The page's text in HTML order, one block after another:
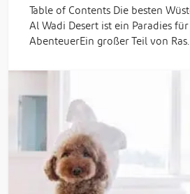
Table of Contents Die besten
Al Wadi Desert ist ein Paradies
AbenteuerEin großer Teil von